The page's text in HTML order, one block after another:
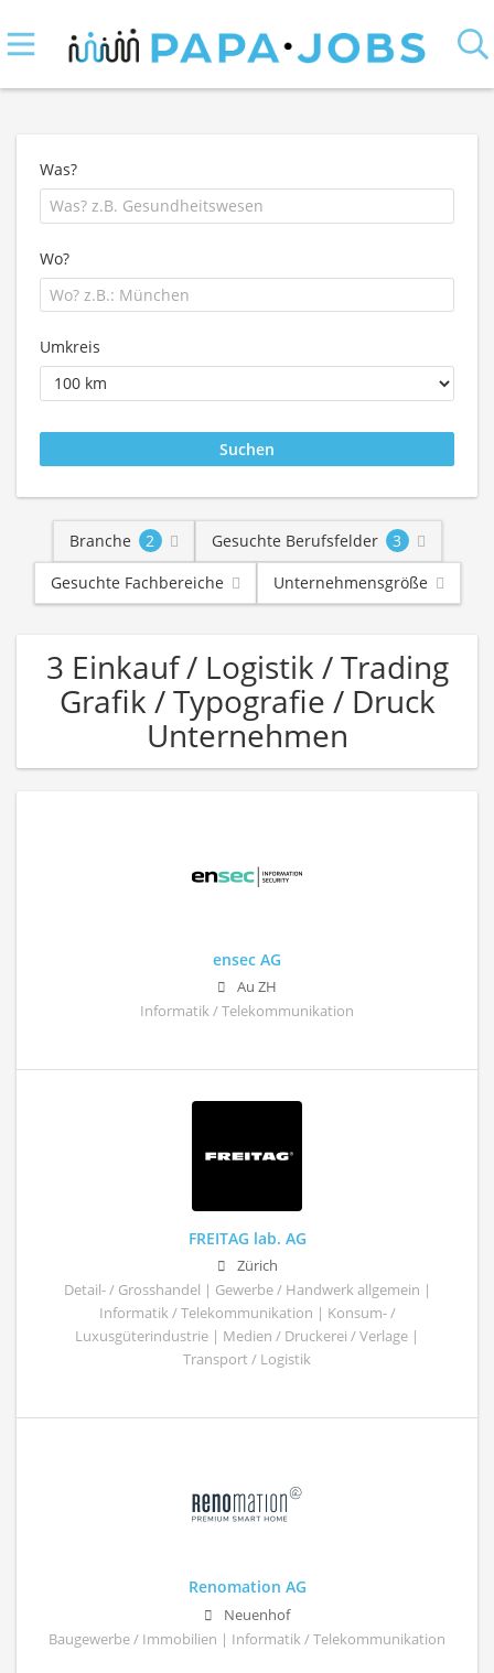
Was?
Wo?
Umkreis
Branche 2 Gesuchte Berufsfelder
3
Gesuchte Fachbereiche
Unternehmensgröße
3 Einkauf / Logistik / Trading
Grafik / Typografie / Druck
Unternehmen
ensec AG
Au ZH
Informatik / Telekommunikation
FREITAG lab. AG
Zürich
Detail- / Grosshandel | Gewerbe / Handwerk allgemein |
Informatik / Telekommunikation | Konsum- /
Luxusgüterindustrie | Medien / Druckerei / Verlage |
Transport / Logistik
Renomation AG
Neuenhof
Baugewerbe / Immobilien | Informatik / Telekommunikation